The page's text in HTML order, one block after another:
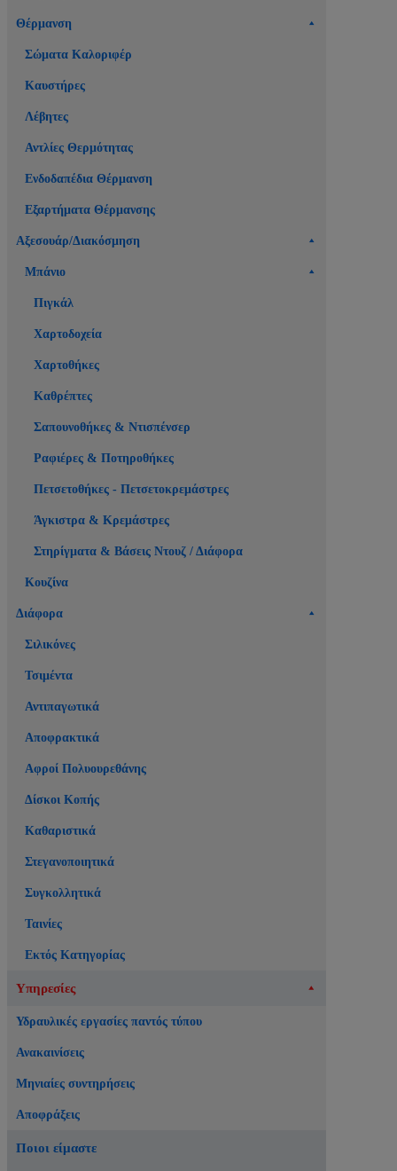
Θέρμανση
Σώματα Καλοριφέρ
Καυστήρες
Λέβητες
Αντλίες Θερμότητας
Ενδοδαπέδια Θέρμανση
Εξαρτήματα Θέρμανσης
Αξεσουάρ/Διακόσμηση
Μπάνιο
Πιγκάλ
Χαρτοδοχεία
Χαρτοθήκες
Καθρέπτες
Σαπουνοθήκες & Ντισπένσερ
Ραφιέρες & Ποτηροθήκες
Πετσετοθήκες - Πετσετοκρεμάστρες
Άγκιστρα & Κρεμάστρες
Στηρίγματα & Βάσεις Ντουζ / Διάφορα
Κουζίνα
Διάφορα
Σιλικόνες
Τσιμέντα
Αντιπαγωτικά
Αποφρακτικά
Αφροί Πολυουρεθάνης
Δίσκοι Κοπής
Καθαριστικά
Στεγανοποιητικά
Συγκολλητικά
Ταινίες
Εκτός Κατηγορίας
Υπηρεσίες
Υδραυλικές εργασίες παντός τύπου
Ανακαινίσεις
Μηνιαίες συντηρήσεις
Αποφράξεις
Ποιοι είμαστε